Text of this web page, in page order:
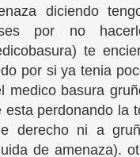
diciendo
por no
te
por si ya tenia
medico basura
esta perdonando la
derecho ni a
de amenaza).